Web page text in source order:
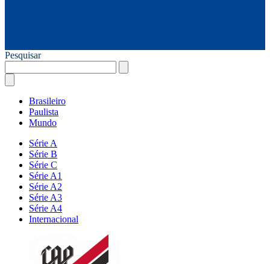
Pesquisar
Brasileiro
Paulista
Mundo
Série A
Série B
Série C
Série A1
Série A2
Série A3
Série A4
Internacional